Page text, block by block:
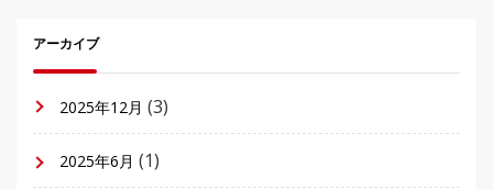
アーカイブ
2025年12月 (3)
2025年6月 (1)